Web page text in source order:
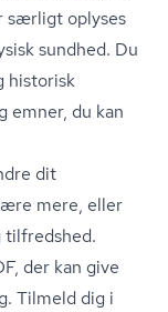
særligt oplyses
sundhed. Du
historisk
emner, du kan
dit
mere, eller
tilfredshed.
der kan give
Tilmeld dig i